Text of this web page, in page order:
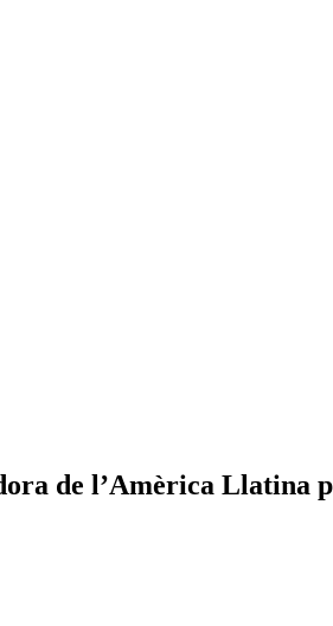
de l’Amèrica Llatina